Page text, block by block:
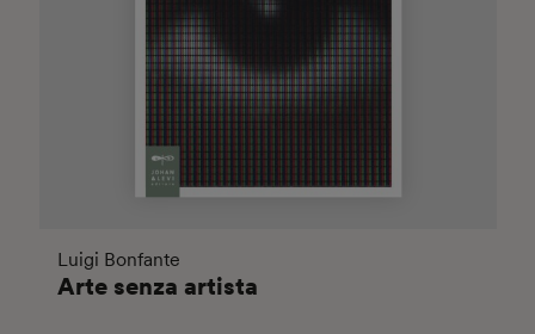
Arte senza artista
Luigi Bonfante